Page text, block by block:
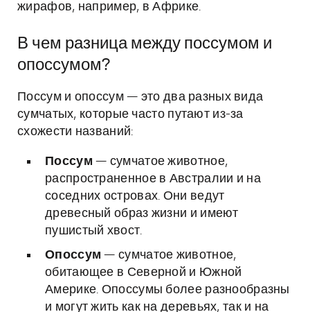
жирафов, например, в Африке.
В чем разница между поссумом и
опоссумом?
Поссум и опоссум — это два разных вида
сумчатых, которые часто путают из-за
схожести названий:
Поссум — сумчатое животное,
распространенное в Австралии и на
соседних островах. Они ведут
древесный образ жизни и имеют
пушистый хвост.
Опоссум — сумчатое животное,
обитающее в Северной и Южной
Америке. Опоссумы более разнообразны
и могут жить как на деревьях, так и на